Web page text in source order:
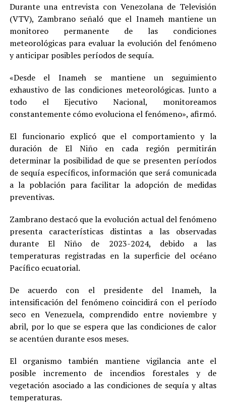
Durante una entrevista con Venezolana de Televisión
(VTV), Zambrano señaló que el Inameh mantiene un
monitoreo permanente de las condiciones
meteorológicas para evaluar la evolución del fenómeno
y anticipar posibles períodos de sequía.
«Desde el Inameh se mantiene un seguimiento
exhaustivo de las condiciones meteorológicas. Junto a
todo el Ejecutivo Nacional, monitoreamos
constantemente cómo evoluciona el fenómeno», afirmó.
El funcionario explicó que el comportamiento y la
duración de El Niño en cada región permitirán
determinar la posibilidad de que se presenten períodos
de sequía específicos, información que será comunicada
a la población para facilitar la adopción de medidas
preventivas.
Zambrano destacó que la evolución actual del fenómeno
presenta características distintas a las observadas
durante El Niño de 2023-2024, debido a las
temperaturas registradas en la superficie del océano
Pacífico ecuatorial.
De acuerdo con el presidente del Inameh, la
intensificación del fenómeno coincidirá con el período
seco en Venezuela, comprendido entre noviembre y
abril, por lo que se espera que las condiciones de calor
se acentúen durante esos meses.
El organismo también mantiene vigilancia ante el
posible incremento de incendios forestales y de
vegetación asociado a las condiciones de sequía y altas
temperaturas.